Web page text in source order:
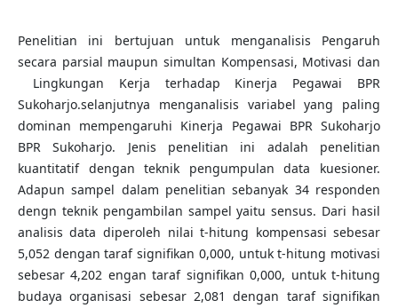
Penelitian ini bertujuan untuk menganalisis Pengaruh
secara parsial maupun simultan Kompensasi, Motivasi dan
Lingkungan Kerja terhadap Kinerja Pegawai BPR
Sukoharjo.selanjutnya menganalisis variabel yang paling
dominan mempengaruhi Kinerja Pegawai BPR Sukoharjo
BPR Sukoharjo. Jenis penelitian ini adalah penelitian
kuantitatif dengan teknik pengumpulan data kuesioner.
Adapun sampel dalam penelitian sebanyak 34 responden
dengn teknik pengambilan sampel yaitu sensus. Dari hasil
analisis data diperoleh nilai t-hitung kompensasi sebesar
5,052 dengan taraf signifikan 0,000, untuk t-hitung motivasi
sebesar 4,202 engan taraf signifikan 0,000, untuk t-hitung
budaya organisasi sebesar 2,081 dengan taraf signifikan